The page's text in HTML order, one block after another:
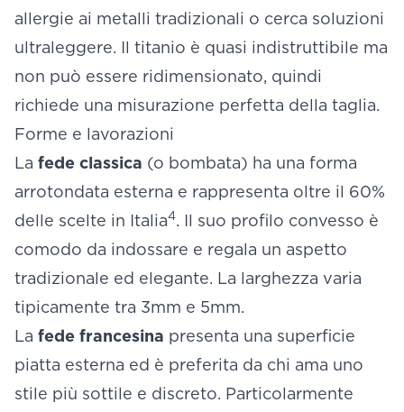
allergie ai metalli tradizionali o cerca soluzioni
ultraleggere. Il titanio è quasi indistruttibile ma
non può essere ridimensionato, quindi
richiede una misurazione perfetta della taglia.
Forme e lavorazioni
La fede classica (o bombata) ha una forma
arrotondata esterna e rappresenta oltre il 60%
delle scelte in Italia4. Il suo profilo convesso è
comodo da indossare e regala un aspetto
tradizionale ed elegante. La larghezza varia
tipicamente tra 3mm e 5mm.
La fede francesina presenta una superficie
piatta esterna ed è preferita da chi ama uno
stile più sottile e discreto. Particolarmente